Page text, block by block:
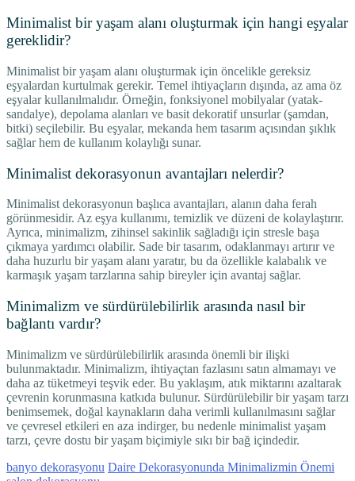
Minimalist bir yaşam alanı oluşturmak için hangi eşyalar
gereklidir?
Minimalist bir yaşam alanı oluşturmak için öncelikle gereksiz
eşyalardan kurtulmak gerekir. Temel ihtiyaçların dışında, az ama öz
eşyalar kullanılmalıdır. Örneğin, fonksiyonel mobilyalar (yatak-
sandalye), depolama alanları ve basit dekoratif unsurlar (şamdan,
bitki) seçilebilir. Bu eşyalar, mekanda hem tasarım açısından şıklık
sağlar hem de kullanım kolaylığı sunar.
Minimalist dekorasyonun avantajları nelerdir?
Minimalist dekorasyonun başlıca avantajları, alanın daha ferah
görünmesidir. Az eşya kullanımı, temizlik ve düzeni de kolaylaştırır.
Ayrıca, minimalizm, zihinsel sakinlik sağladığı için stresle başa
çıkmaya yardımcı olabilir. Sade bir tasarım, odaklanmayı artırır ve
daha huzurlu bir yaşam alanı yaratır, bu da özellikle kalabalık ve
karmaşık yaşam tarzlarına sahip bireyler için avantaj sağlar.
Minimalizm ve sürdürülebilirlik arasında nasıl bir
bağlantı vardır?
Minimalizm ve sürdürülebilirlik arasında önemli bir ilişki
bulunmaktadır. Minimalizm, ihtiyaçtan fazlasını satın almamayı ve
daha az tüketmeyi teşvik eder. Bu yaklaşım, atık miktarını azaltarak
çevrenin korunmasına katkıda bulunur. Sürdürülebilir bir yaşam tarzı
benimsemek, doğal kaynakların daha verimli kullanılmasını sağlar
ve çevresel etkileri en aza indirger, bu nedenle minimalist yaşam
tarzı, çevre dostu bir yaşam biçimiyle sıkı bir bağ içindedir.
banyo dekorasyonu Daire Dekorasyonunda Minimalizmin Önemi